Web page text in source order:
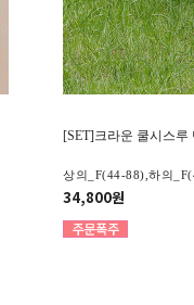
[SET]크라운 쿨시스루
상의_F(44-88),하의
34,800원